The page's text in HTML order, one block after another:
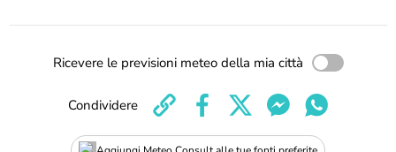
Ricevere le previsioni meteo della mia città
Condividere